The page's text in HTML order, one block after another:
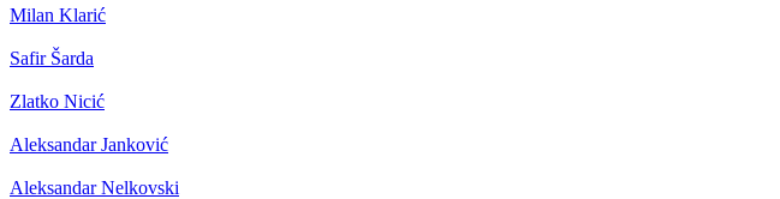
Milan Klarić
Safir Šarda
Zlatko Nicić
Aleksandar Janković
Aleksandar Nelkovski